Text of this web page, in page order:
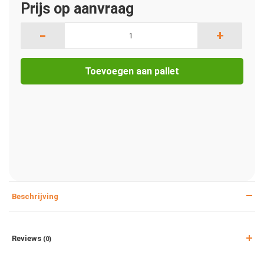
Prijs op aanvraag
- +
Toevoegen aan pallet
Beschrijving
Reviews (0)